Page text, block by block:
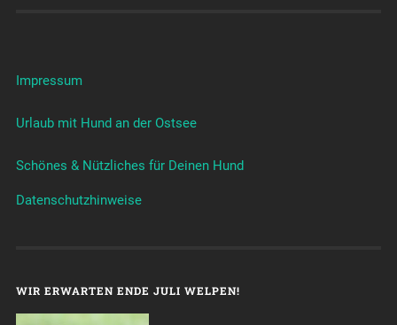
Impressum
Urlaub mit Hund an der Ostsee
Schönes & Nützliches für Deinen Hund
Datenschutzhinweise
WIR ERWARTEN ENDE JULI WELPEN!